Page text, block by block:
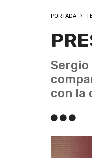
PORTADA
Sergio
con la